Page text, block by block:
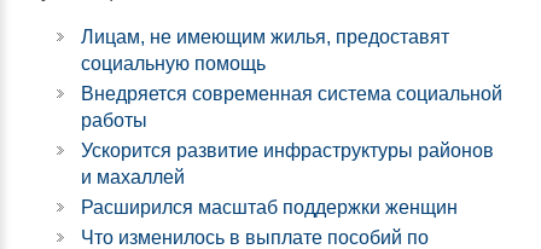
Лицам, не имеющим жилья, предоставят
социальную помощь
Внедряется современная система социальной
работы
Ускорится развитие инфраструктуры районов
и махаллей
Расширился масштаб поддержки женщин
Что изменилось в выплате пособий по